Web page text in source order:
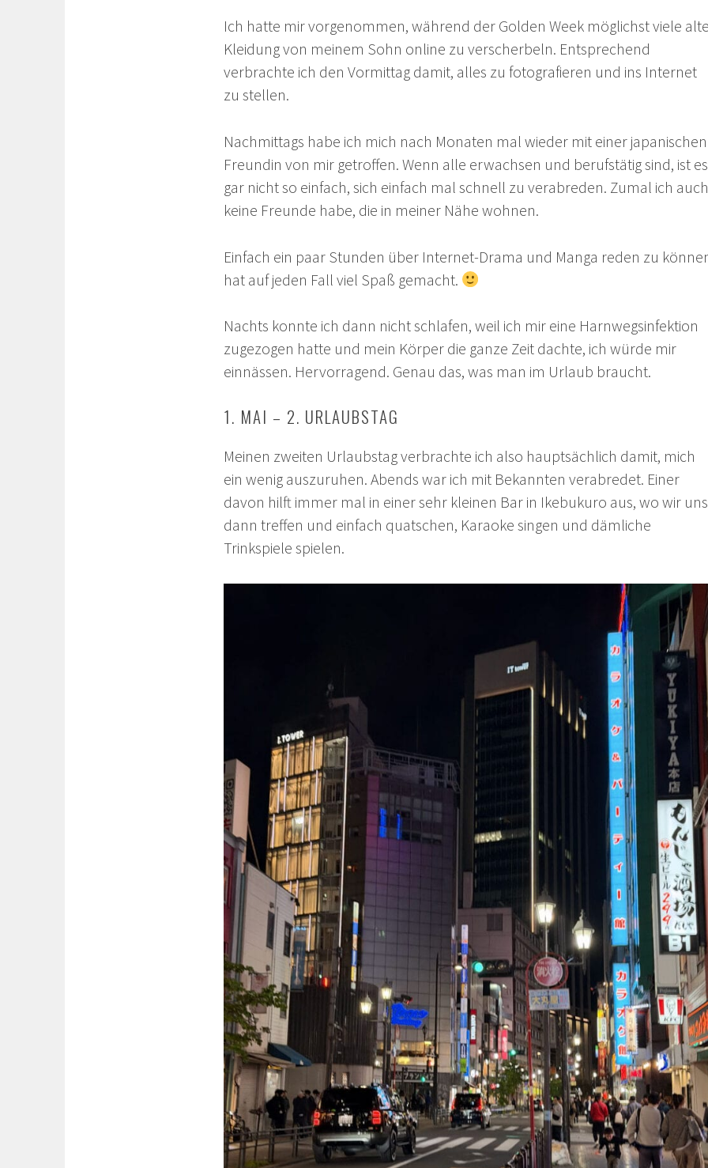
Ich hatte mir vorgenommen, während der Golden Week möglichst viele
Kleidung von meinem Sohn online zu verscherbeln. Entsprechend
verbrachte ich den Vormittag damit, alles zu fotografieren und ins Internet
zu stellen.
Nachmittags habe ich mich nach Monaten mal wieder mit einer japanischen
Freundin von mir getroffen. Wenn alle erwachsen und berufstätig sind, ist es
gar nicht so einfach, sich einfach mal schnell zu verabreden. Zumal ich auch
keine Freunde habe, die in meiner Nähe wohnen.
Einfach ein paar Stunden über Internet-Drama und Manga reden zu
hat auf jeden Fall viel Spaß gemacht.
Nachts konnte ich dann nicht schlafen, weil ich mir eine Harnwegsinfektion
zugezogen hatte und mein Körper die ganze Zeit dachte, ich würde mir
einnässen. Hervorragend. Genau das, was man im Urlaub braucht.
1. MAI – 2. URLAUBSTAG
Meinen zweiten Urlaubstag verbrachte ich also hauptsächlich damit, mich
ein wenig auszuruhen. Abends war ich mit Bekannten verabredet. Einer
davon hilft immer mal in einer sehr kleinen Bar in Ikebukuro aus, wo wir uns
dann treffen und einfach quatschen, Karaoke singen und dämliche
Trinkspiele spielen.